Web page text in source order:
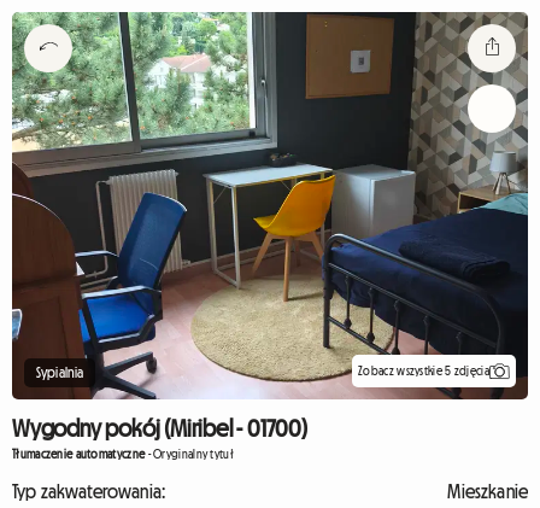
Sypialnia Zobacz wszystkie 5 zdjęcia
Wygodny pokój (Miribel - 01700)
Tłumaczenie automatyczne-Oryginalny tytuł
Typ zakwaterowania:
Mieszkanie